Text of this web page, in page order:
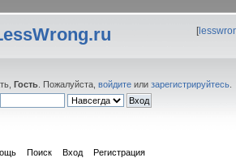
[
Гость . Пожалуйста, войдите или зарегистрируйтесь
Поиск Вход Регистрация